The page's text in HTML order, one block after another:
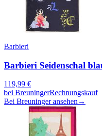
Barbieri
Barbieri Seidenschal
119,99 €
bei BreuningerRechnungskauf
Bei Breuninger ansehen →